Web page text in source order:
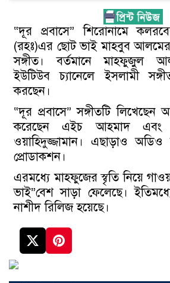
“দূর প্রবাসে” শিরোনামে
(রহঃ)এর ছোট ভাই মাহবুব
সঙ্গীত। বর্তমানে মাহফুজুল
ইউটিউব চ্যানেলে ইসলামী
করছেন।
“দূর প্রবাসে” সঙ্গীতটি লিখেছেন
করেছেন এইচ আহমাদ এবং
ওয়াহিদুজ্জামান। এছাড়াও
প্রোডাকশন।
এরমধ্যে মাহফুজের স্বৃতি নিয়ে
ভাই”বেশ সাড়া ফেলেছে।
নাশীদ রিলিজ হয়েছে।